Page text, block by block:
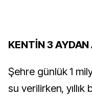
KENTİN 3
Şehre günlük 1
su verilirken, yıllık